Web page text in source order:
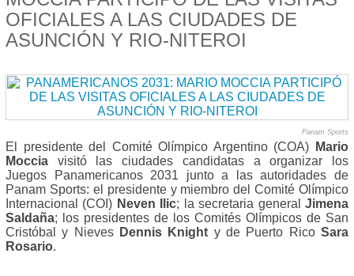
OFICIALES A LAS CIUDADES DE
ASUNCIÓN Y RIO-NITEROI
Panam Sports
El presidente del Comité Olímpico Argentino (COA)
Mario
Moccia visitó las ciudades candidatas a organizar los
Juegos Panamericanos 2031 junto a las autoridades de
Panam Sports: el presidente y miembro del Comité Olímpico
Internacional (COI) Neven Ilic; la secretaria generalJimena
Saldaña; los presidentes de los Comités Olímpicos de San
Cristóbal y NievesDennis Knight y de Puerto RicoSara
Rosario.